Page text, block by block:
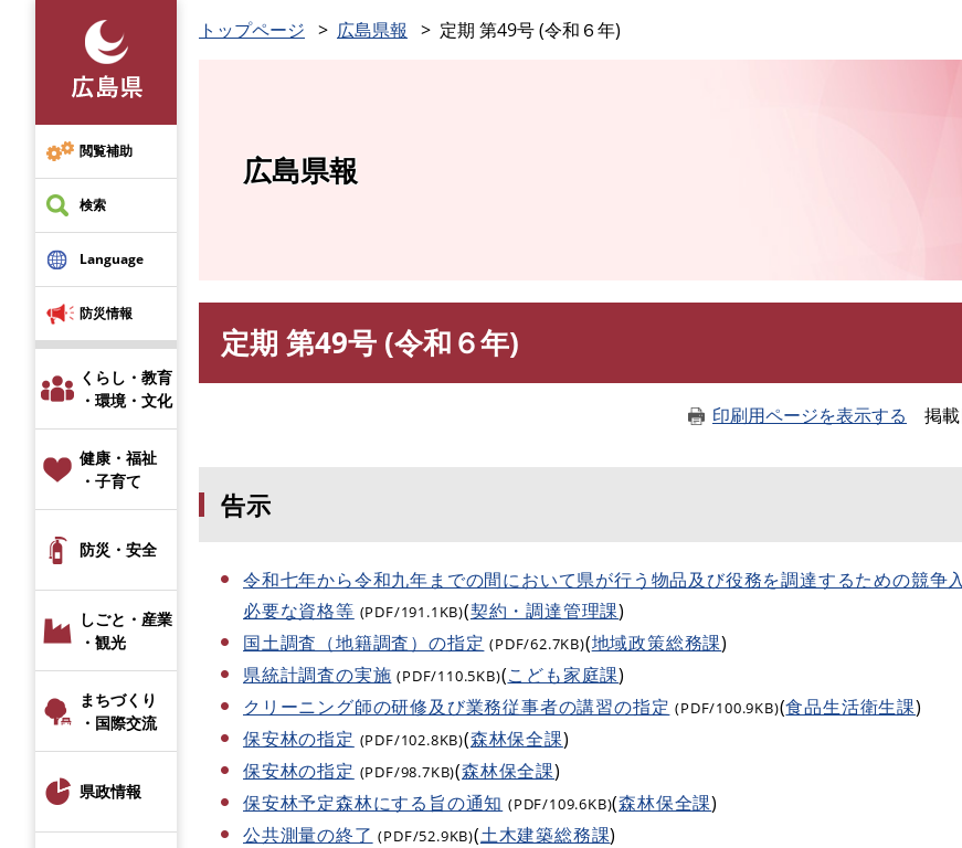
先
頭
で
す
閲覧補助
検索
Language
防災情報
くらし・教育
・環境・文化
健康・福祉
・子育て
防災・安全
しごと・産業
・観光
まちづくり
・国際交流
県政情報
トップページ 広島県報 定期 第49号 (令和６年)
広島県報
定期 第49号 (令和６年)
印刷用ページを表示する 掲
告示
令和七年から令和九年までの間において県が行う物品及び役務を調達するための競争
必要な資格等 (PDF/191.1KB)(契約・調達管理課)
国土調査（地籍調査）の指定 (PDF/62.7KB)(地域政策総務課)
県統計調査の実施 (PDF/110.5KB)(こども家庭課)
クリーニング師の研修及び業務従事者の講習の指定 (PDF/100.9KB)(食品生活衛生課)
保安林の指定 (PDF/102.8KB)(森林保全課)
保安林の指定 (PDF/98.7KB)(森林保全課)
保安林予定森林にする旨の通知 (PDF/109.6KB)(森林保全課)
公共測量の終了 (PDF/52.9KB)(土木建築総務課)